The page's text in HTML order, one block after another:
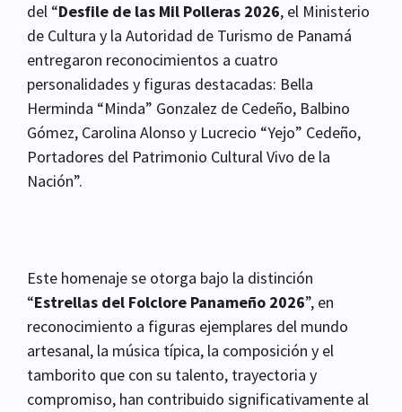
del “Desfile de las Mil Polleras 2026, el Ministerio
de Cultura y la Autoridad de Turismo de Panamá
entregaron reconocimientos a cuatro
personalidades y figuras destacadas: Bella
Herminda “Minda” Gonzalez de Cedeño, Balbino
Gómez, Carolina Alonso y Lucrecio “Yejo” Cedeño,
Portadores del Patrimonio Cultural Vivo de la
Nación”.
Este homenaje se otorga bajo la distinción
“Estrellas del Folclore Panameño 2026”, en
reconocimiento a figuras ejemplares del mundo
artesanal, la música típica, la composición y el
tamborito que con su talento, trayectoria y
compromiso, han contribuido significativamente al